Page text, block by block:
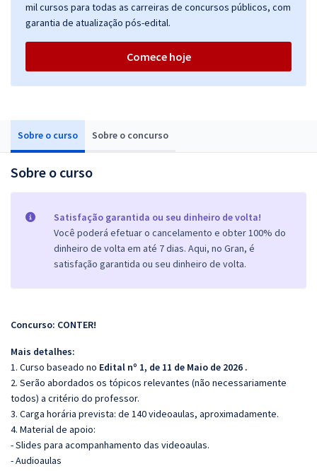
Sobre o curso Sobre o concurso
Sobre o curso
Satisfação garantida ou seu dinheiro de volta!
Você poderá efetuar o cancelamento e obter 100% do
dinheiro de volta em até 7 dias. Aqui, no Gran, é
satisfação garantida ou seu dinheiro de volta.
Concurso: CONTER!
Mais detalhes:
1. Curso baseado no Edital nº 1, de 11 de Maio de 2026 .
2. Serão abordados os tópicos relevantes (não necessariamente
todos) a critério do professor.
3. Carga horária prevista: de 140 videoaulas, aproximadamente.
4. Material de apoio:
- Slides para acompanhamento das videoaulas.
- Audioaulas
mil cursos para todas as carreiras de concursos públicos, com
garantia de atualização pós-edital.
Comece hoje